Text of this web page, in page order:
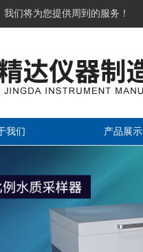
们将为您提供周到的服务！
我们 产品展示